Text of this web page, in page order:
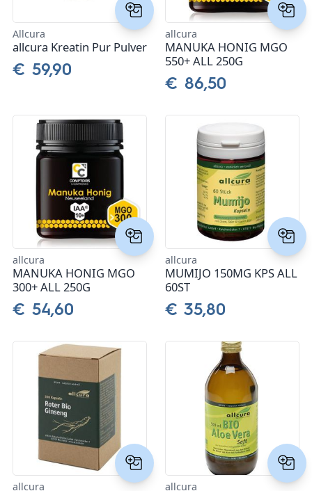
Allcura
allcura Kreatin Pur Pulver
€ 59,90
allcura
MANUKA HONIG MGO
550+ ALL 250G
€ 86,50
allcura
MANUKA HONIG MGO
300+ ALL 250G
€ 54,60
allcura
MUMIJO 150MG KPS ALL
60ST
€ 35,80
allcura allcura